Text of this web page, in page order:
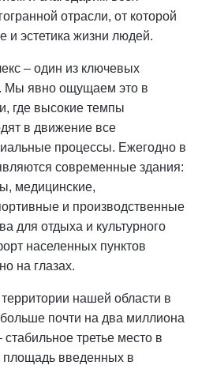
отрасли, от которой
и эстетика жизни людей.
– один из ключевых
Мы явно ощущаем это в
где высокие темпы
в движение все
процессы. Ежегодно в
современные здания:
медицинские,
и производственные
для отдыха и культурного
населенных пунктов
на глазах.
нашей области в
почти на два миллиона
третье место в
введенных в